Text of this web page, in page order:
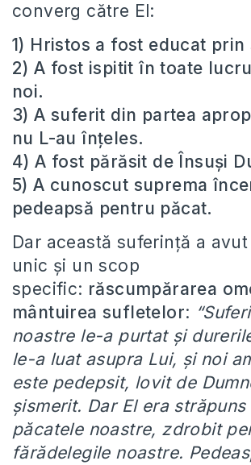
converg către El:
1) Hristos a fost educat
2) A fost ispitit în toate
noi.
3) A suferit din partea
nu L-au înțeles.
4) A fost părăsit de Însuși
5) A cunoscut suprema
pedeapsă pentru păcat.
Dar această suferință a
unic și un scop
specific: răscumpărarea
mântuirea sufletelor:
noastre le-a purtat și
le-a luat asupra Lui, și noi
este pedepsit, lovit de
șismerit. Dar El era
păcatele noastre, zdrobit
fărădelegile noastre.